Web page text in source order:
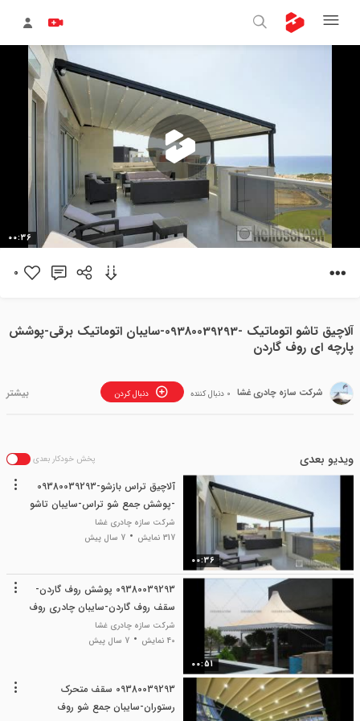
پخش
00:36
0
آلاچیق تاشو اتوماتیک -09380039293-سایبان اتوماتیک برقی-پوشش
پارچه ای روف گاردن
شرکت سازه چادری غشا دنبال کردن 0 دنبال کننده
ویدیو بعدی پخش خودکار بعدی
00:36
آلاچیق تراس بازشو-09380039293
-پوشش جمع شو تراس-سایبان تاشو
شرکت سازه چادری غشا
317 نمایش
7 سال پیش
00:51
09380039293 پوشش روف گاردن-
سقف روف گاردن-سایبان چادری روف
گاردن
شرکت سازه چادری غشا
40 نمایش
7 سال پیش
09380039293 سقف متحرک
رستوران-سایبان جمع شو روف